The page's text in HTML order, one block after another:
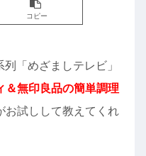
コピー
「めざましテレビ」
＆無印良品の簡単調理
お試しして教えてくれ